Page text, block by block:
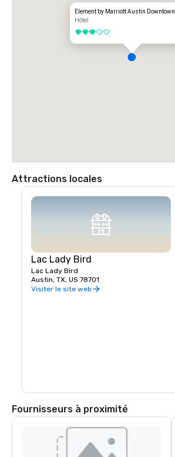
Element by Marriott Austin Downtown
Hôtel
3 sur 5
Attractions locales
Lac Lady Bird
Lac Lady Bird
Austin, TX, US 78701
Visiter le site web
Fournisseurs à proximité